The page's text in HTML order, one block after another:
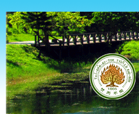
左營長老教會